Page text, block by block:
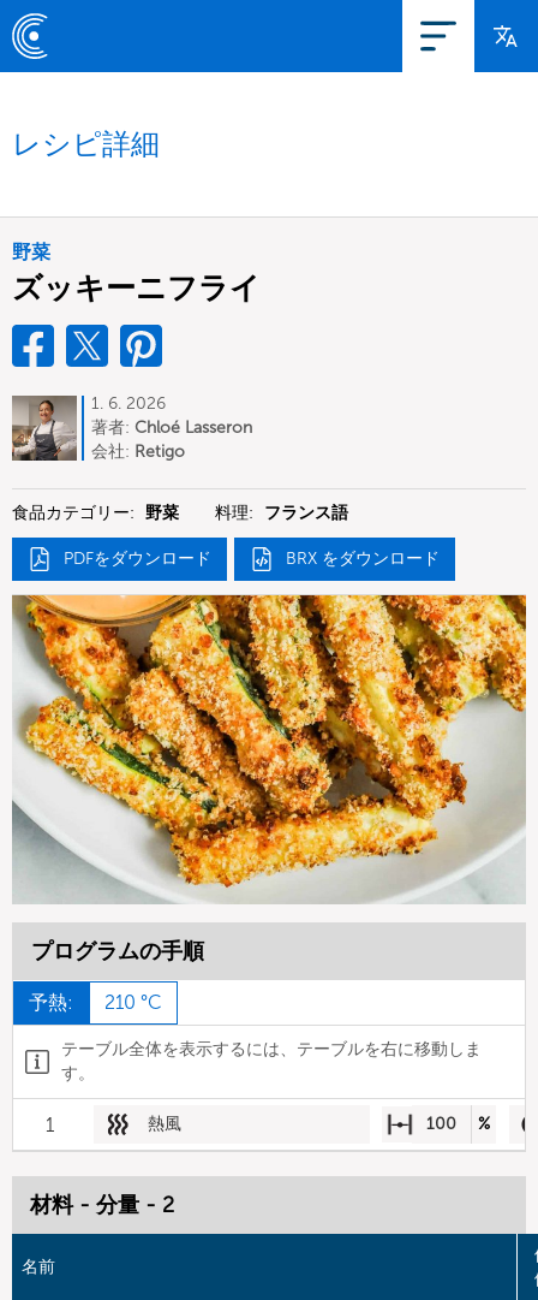
レシピ詳細
野菜
ズッキーニフライ
1. 6. 2026
著者: Chloé Lasseron
会社: Retigo
食品カテゴリー: 野菜 料理: フランス語
PDFをダウンロード BRX をダウンロード
プログラムの手順
予熱: 210 °C
テーブル全体を表示するには、テーブルを右に移動しま
す。
1 熱風 100 %
材料 - 分量 - 2
名前